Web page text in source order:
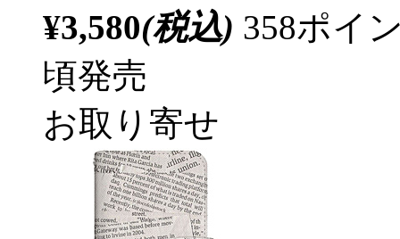
¥3,580(税込) 358ポイ
頃発売
お取り寄せ